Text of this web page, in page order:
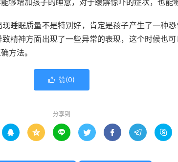
够增加孩子的睡意，对于缓解惊吓的症状，也能
睡眠质量不是特别好，肯定是孩子产生了一种
精神方面出现了一些异常的表现，这个时候也
方法。
 赞(0)
分享到
      